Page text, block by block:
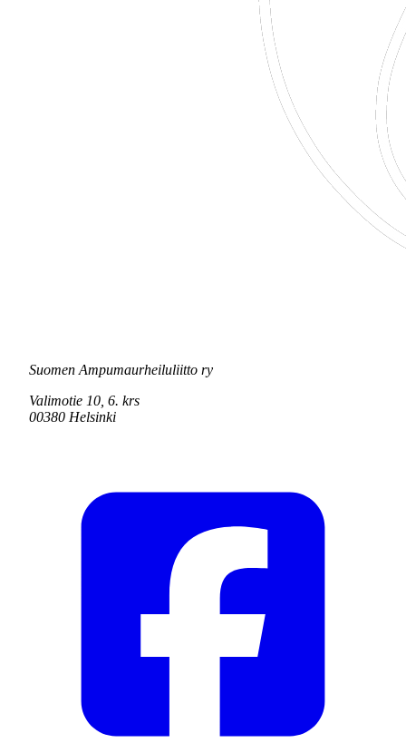
Suomen Ampumaurheiluliitto ry
Valimotie 10, 6. krs
00380 Helsinki